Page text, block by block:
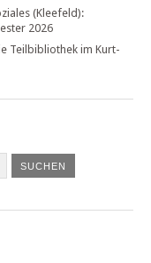
(Kleefeld):
2026
Teilbibliothek im Kurt-